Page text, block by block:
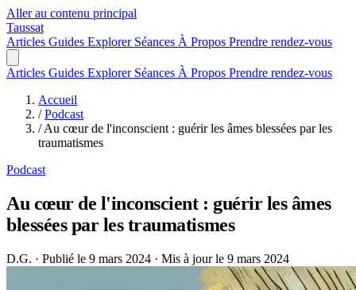
Aller au contenu principal
Taussat
Articles Guides Explorer Séances À Propos Prendre rendez-vous
Articles Guides Explorer Séances À Propos Prendre rendez-vous
Accueil
/ Podcast
/ Au cœur de l'inconscient : guérir les âmes blessées par les
traumatismes
Podcast
Au cœur de l'inconscient : guérir les âmes
blessées par les traumatismes
D.G. · Publié le 9 mars 2024 · Mis à jour le 9 mars 2024